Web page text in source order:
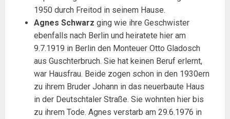
1950 durch Freitod in seinem Hause.
Agnes Schwarz ging wie ihre Geschwister
ebenfalls nach Berlin und heiratete hier am
9.7.1919 in Berlin den Monteuer Otto Gladosch
aus Guschterbruch. Sie hat keinen Beruf erlernt,
war Hausfrau. Beide zogen schon in den 1930ern
zu ihrem Bruder Johann in das neuerbaute Haus
in der Deutschtaler Straße. Sie wohnten hier bis
zu ihrem Tode. Agnes verstarb am 29.6.1976 in